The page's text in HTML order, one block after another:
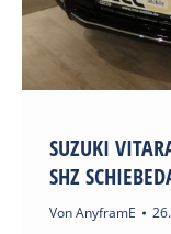
SUZUKI
SHZ
VonAnyframE